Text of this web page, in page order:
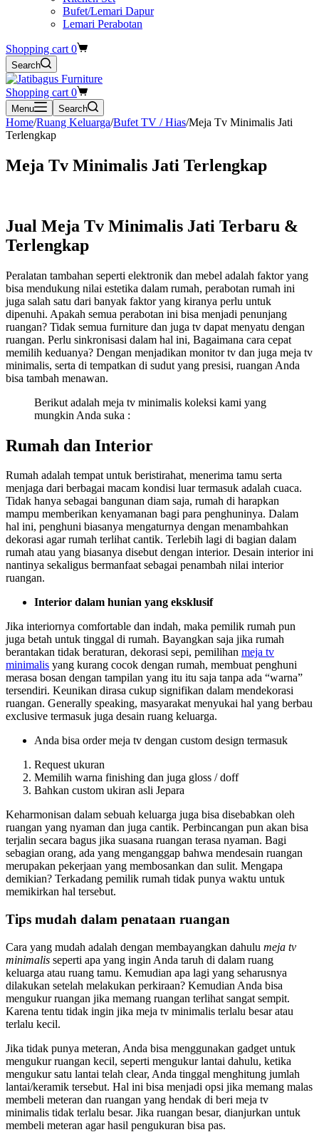
Bufet/Lemari Dapur
Lemari Perabotan
Shopping cart 0
Search
Shopping cart 0
Menu Search
Home/Ruang Keluarga/Bufet TV / Hias/Meja Tv Minimalis Jati
Terlengkap
Meja Tv Minimalis Jati Terlengkap
Jual Meja Tv Minimalis Jati Terbaru &
Terlengkap
Peralatan tambahan seperti elektronik dan mebel adalah faktor yang
bisa mendukung nilai estetika dalam rumah, perabotan rumah ini
juga salah satu dari banyak faktor yang kiranya perlu untuk
dipenuhi. Apakah semua perabotan ini bisa menjadi penunjang
ruangan? Tidak semua furniture dan juga tv dapat menyatu dengan
ruangan. Perlu sinkronisasi dalam hal ini, Bagaimana cara cepat
memilih keduanya? Dengan menjadikan monitor tv dan juga meja tv
minimalis, serta di tempatkan di sudut yang presisi, ruangan Anda
bisa tambah menawan.
Berikut adalah meja tv minimalis koleksi kami yang
mungkin Anda suka :
Rumah dan Interior
Rumah adalah tempat untuk beristirahat, menerima tamu serta
menjaga dari berbagai macam kondisi luar termasuk adalah cuaca.
Tidak hanya sebagai bangunan diam saja, rumah di harapkan
mampu memberikan kenyamanan bagi para penghuninya. Dalam
hal ini, penghuni biasanya mengaturnya dengan menambahkan
dekorasi agar rumah terlihat cantik. Terlebih lagi di bagian dalam
rumah atau yang biasanya disebut dengan interior. Desain interior ini
nantinya sekaligus bermanfaat sebagai penambah nilai interior
ruangan.
Interior dalam hunian yang eksklusif
Jika interiornya comfortable dan indah, maka pemilik rumah pun
juga betah untuk tinggal di rumah. Bayangkan saja jika rumah
berantakan tidak beraturan, dekorasi sepi, pemilihan meja tv
minimalis yang kurang cocok dengan rumah, membuat penghuni
merasa bosan dengan tampilan yang itu itu saja tanpa ada “warna”
tersendiri. Keunikan dirasa cukup signifikan dalam mendekorasi
ruangan. Generally speaking, masyarakat menyukai hal yang berbau
exclusive termasuk juga desain ruang keluarga.
Anda bisa order meja tv dengan custom design termasuk
Request ukuran
Memilih warna finishing dan juga gloss / doff
Bahkan custom ukiran asli Jepara
Keharmonisan dalam sebuah keluarga juga bisa disebabkan oleh
ruangan yang nyaman dan juga cantik. Perbincangan pun akan bisa
terjalin secara bagus jika suasana ruangan terasa nyaman. Bagi
sebagian orang, ada yang menganggap bahwa mendesain ruangan
merupakan pekerjaan yang membosankan dan sulit. Mengapa
demikian? Terkadang pemilik rumah tidak punya waktu untuk
memikirkan hal tersebut.
Tips mudah dalam penataan ruangan
Cara yang mudah adalah dengan membayangkan dahulu meja tv
minimalis seperti apa yang ingin Anda taruh di dalam ruang
keluarga atau ruang tamu. Kemudian apa lagi yang seharusnya
dilakukan setelah melakukan perkiraan? Kemudian Anda bisa
mengukur ruangan jika memang ruangan terlihat sangat sempit.
Karena tentu tidak ingin jika meja tv minimalis terlalu besar atau
terlalu kecil.
Jika tidak punya meteran, Anda bisa menggunakan gadget untuk
mengukur ruangan kecil, seperti mengukur lantai dahulu, ketika
mengukur satu lantai telah clear, Anda tinggal menghitung jumlah
lantai/keramik tersebut. Hal ini bisa menjadi opsi jika memang malas
membeli meteran dan ruangan yang hendak di beri meja tv
minimalis tidak terlalu besar. Jika ruangan besar, dianjurkan untuk
membeli meteran agar hasil pengukuran bisa pas.